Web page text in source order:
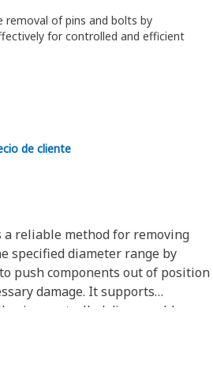
removal of pins and bolts by
for controlled and efficient
de cliente
reliable method for removing
specified diameter range by
push components out of position
damage. It supports
controlled disassembly,
to separate tightly fitted parts,
during removal, lowers